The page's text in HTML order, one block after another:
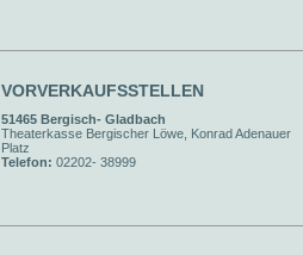
VORVERKAUFSSTELLEN
51465 Bergisch- Gladbach
Theaterkasse Bergischer Löwe, Konrad Adenauer
Platz
Telefon: 02202- 38999